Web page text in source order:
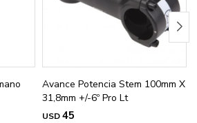
Avance Potencia Stem 100mm X
31,8mm +/-6º Pro Lt
USD45